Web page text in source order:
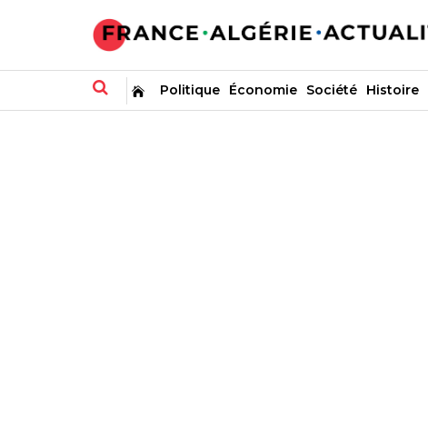
Politique Économie Société Histoire